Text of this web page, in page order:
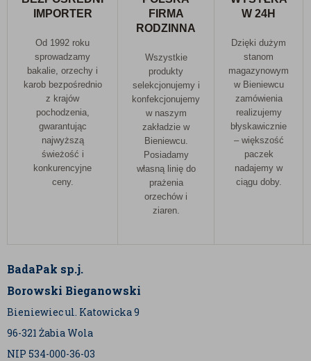
IMPORTER
Od 1992 roku
sprowadzamy
bakalie, orzechy i
karob bezpośrednio
z krajów
pochodzenia,
gwarantując
najwyższą
świeżość i
konkurencyjne
ceny.
FIRMA
RODZINNA
Wszystkie
produkty
selekcjonujemy i
konfekcjonujemy
w naszym
zakładzie w
Bieniewcu.
Posiadamy
własną linię do
prażenia
orzechów i
ziaren.
W 24H
Dzięki dużym
stanom
magazynowym
w Bieniewcu
zamówienia
realizujemy
błyskawicznie
– większość
paczek
nadajemy w
ciągu doby.
BadaPak sp.j.
Borowski Bieganowski
Bieniewiec ul. Katowicka 9
96-321 Żabia Wola
NIP 534-000-36-03